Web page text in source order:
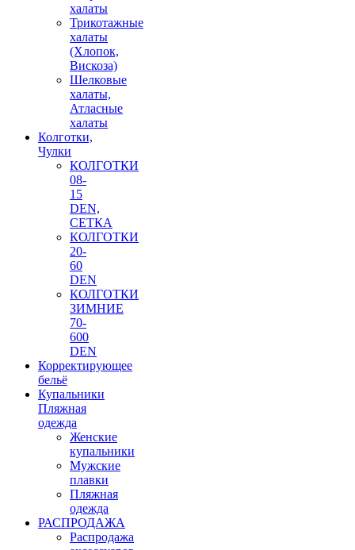
халаты
Трикотажные
халаты
(Хлопок,
Вискоза)
Шелковые
халаты,
Атласные
халаты
Колготки,
Чулки
КОЛГОТКИ
08-
15
DEN,
СЕТКА
КОЛГОТКИ
20-
60
DEN
КОЛГОТКИ
ЗИМНИЕ
70-
600
DEN
Корректирующее
бельё
Купальники
Пляжная
одежда
Женские
купальники
Мужские
плавки
Пляжная
одежда
РАСПРОДАЖА
Распродажа